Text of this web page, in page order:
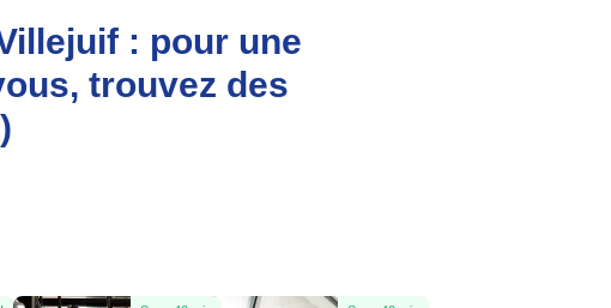
: pour une
trouvez des